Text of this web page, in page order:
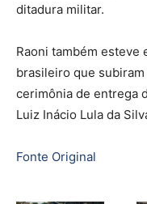
ditadura militar.
Raoni também
brasileiro que
cerimônia de entrega
Luiz Inácio Lula da
Fonte Original